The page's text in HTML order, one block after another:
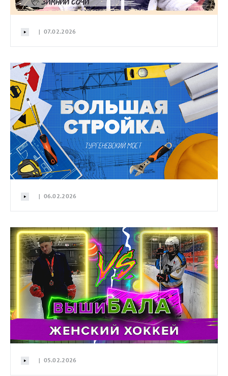
| 07.02.2026
| 06.02.2026
| 05.02.2026